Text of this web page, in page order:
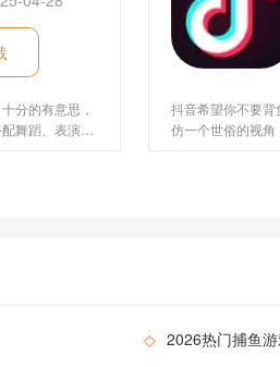
分的有意思，
舞蹈、表演等!
抖音希望你不要
仿一个世俗的视角
◇ 2026热门捕鱼